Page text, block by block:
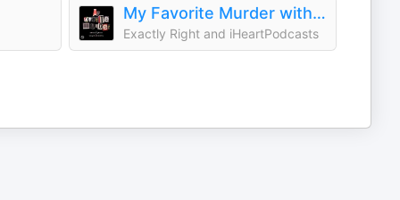
My Favorite Murder with Karen Kilgariff and Georgia Hardstark
Exactly Right and iHeartPodcasts